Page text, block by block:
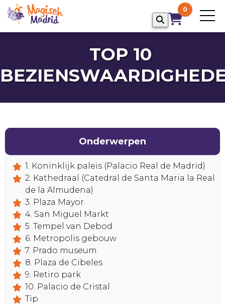
0
TOP 10
Onderwerpen
1. Koninklijk paleis (Palacio Real de Madrid)
2. Kathedraal (Catedral de Santa Maria la Real
de la Almudena)
3. Plaza Mayor
4. San Miguel Markt
5. Tempel van Debod
6. Metropolis gebouw
7. Prado museum
8. Plaza de Cibeles
9. Retiro park
10. Palacio de Cristal
Tip